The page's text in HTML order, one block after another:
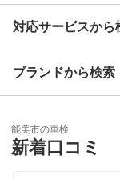
加賀市
金沢市
河北郡
かほく市
対応サービスから
優良店
新車初回割りあり
ブランドから検索
能美市の車検
新着口コミ